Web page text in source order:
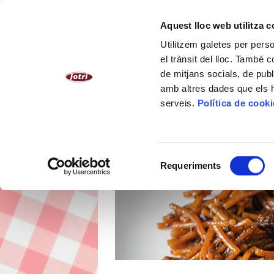
Aquest lloc web utilitza
Utilitzem galetes per
el trànsit del lloc. També
de mitjans socials, de
amb altres dades que els
serveis. Política de
Requeriments
NOSALTRES PLATS CUINATS